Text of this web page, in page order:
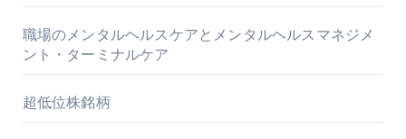
職場のメンタルヘルスケアとメンタルヘルスマネジメ
ント・ターミナルケア
超低位株銘柄